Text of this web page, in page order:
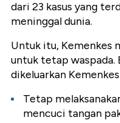
dari 23 kasus yang
meninggal dunia.
Untuk itu, Kemenkes
untuk tetap waspada.
dikeluarkan
Tetap
mencuci tangan